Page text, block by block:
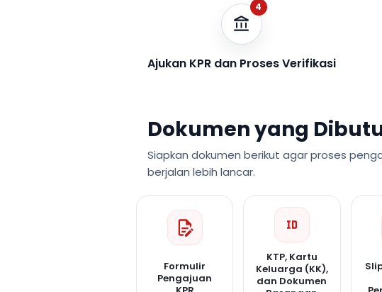
4
Ajukan KPR dan Proses Verifikasi
Dokumen yang
Siapkan dokumen berikut agar proses
berjalan lebih lancar.
Formulir
Pengajuan
KTP, Kartu
Keluarga (KK),
dan Dokumen